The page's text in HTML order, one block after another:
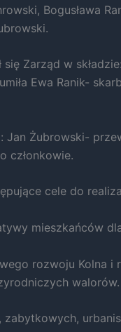
Bogusława
Zarząd w
Ewa Ranik-
Jan Żubrowski-
członkowie.
cele do
mieszkańców
rozwoju Kolna i
walorów.
Są
mogli